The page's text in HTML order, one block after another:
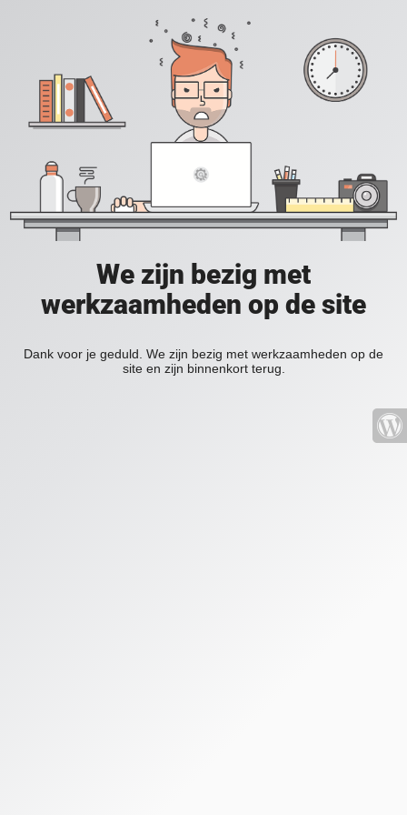
We zijn bezig met
werkzaamheden op de site
Dank voor je geduld. We zijn bezig met werkzaamheden op de
site en zijn binnenkort terug.